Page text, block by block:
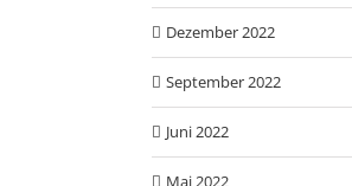
Dezember 2022
September 2022
Juni 2022
Mai 2022